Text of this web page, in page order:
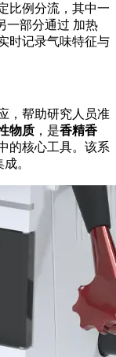
比例分流，其中一
一部分通过 加热
时记录气味特征与
，帮助研究人员准
物质 ，是香精香
的核心工具。该系
。